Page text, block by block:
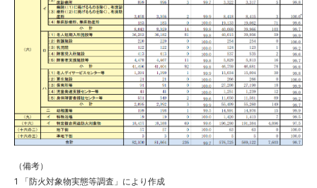
（備考）
1 「防火対象物実態等調査」により作成